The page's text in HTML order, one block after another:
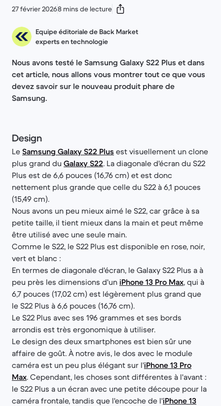
27 février 20268 mins de lecture
Equipe éditoriale de Back Market
experts en technologie
Nous avons testé le Samsung Galaxy S22 Plus et dans
cet article, nous allons vous montrer tout ce que vous
devez savoir sur le nouveau produit phare de
Samsung.
Design
Le Samsung Galaxy S22 Plus est visuellement un clone
plus grand du Galaxy S22. La diagonale d'écran du S22
Plus est de 6,6 pouces (16,76 cm) et est donc
nettement plus grande que celle du S22 à 6,1 pouces
(15,49 cm).
Nous avons un peu mieux aimé le S22, car grâce à sa
petite taille, il tient mieux dans la main et peut même
être utilisé avec une seule main.
Comme le S22, le S22 Plus est disponible en rose, noir,
vert et blanc :
En termes de diagonale d'écran, le Galaxy S22 Plus a à
peu près les dimensions d'un iPhone 13 Pro Max, qui à
6,7 pouces (17,02 cm) est légèrement plus grand que
le S22 Plus à 6,6 pouces (16,76 cm).
Le S22 Plus avec ses 196 grammes et ses bords
arrondis est très ergonomique à utiliser.
Le design des deux smartphones est bien sûr une
affaire de goût. À notre avis, le dos avec le module
caméra est un peu plus élégant sur l'iPhone 13 Pro
Max. Cependant, les choses sont différentes à l'avant :
le S22 Plus a un écran avec une petite découpe pour la
caméra frontale, tandis que l'encoche de l'iPhone 13